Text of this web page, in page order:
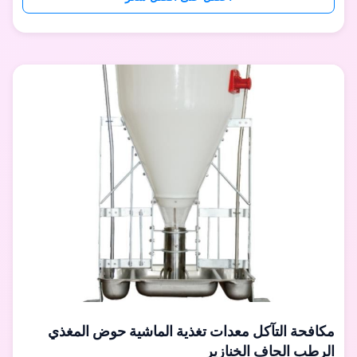
نفس الوقت ، مما يزيد من كفاءة التغذية.يمكن للمنظم الدقيق
مكافحة التآكل معدات تغذية الماشية حوض المغذي
الرطب الجاف الخنازير